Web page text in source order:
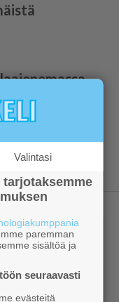
Valintasi
paremman
sisältöä ja
seuraavasti
evästeitä